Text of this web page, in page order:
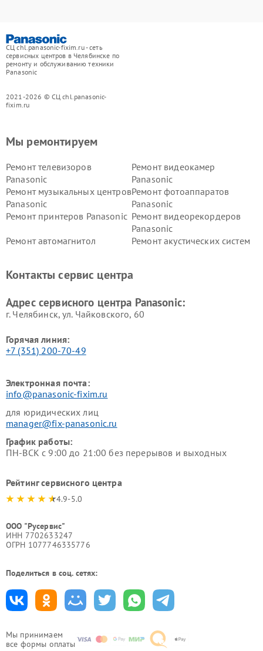
СЦ chl.panasonic-fixim.ru - сеть
сервисных центров в Челябинске по
ремонту и обслуживанию техники
Panasonic
2021-2026 © СЦ chl.panasonic-
fixim.ru
Мы принимаем
все формы оплаты
Мы ремонтируем
Ремонт телевизоров
Panasonic
Ремонт видеокамер
Panasonic
Ремонт музыкальных центров
Panasonic
Ремонт фотоаппаратов
Panasonic
Ремонт принтеров Panasonic Ремонт видеорекордеров
Panasonic
Ремонт автомагнитол
Ремонт акустических систем
панелей Panasonic
Контакты сервис центра
Адрес сервисного центра Panasonic:
г. Челябинск, ул. Чайковского, 60
Горячая линия:
+7 (351) 200-70-49
Электронная почта:
info@panasonic-fixim.ru
для юридических лиц
manager@fix-panasonic.ru
График работы:
ПН-ВСК с 9:00 до 21:00 без перерывов и выходных
Рейтинг сервисного центра
4.9-5.0
ООО "Русервис"
ИНН 7702633247
ОГРН 1077746335776
Поделиться в соц. сетях: